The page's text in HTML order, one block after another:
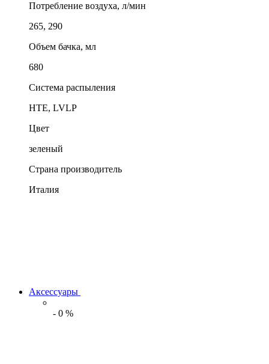
Потребление воздуха, л/мин
265, 290
Объем бачка, мл
680
Система распыления
HTE, LVLP
Цвет
зеленый
Страна производитель
Италия
Аксессуары
- 0 %